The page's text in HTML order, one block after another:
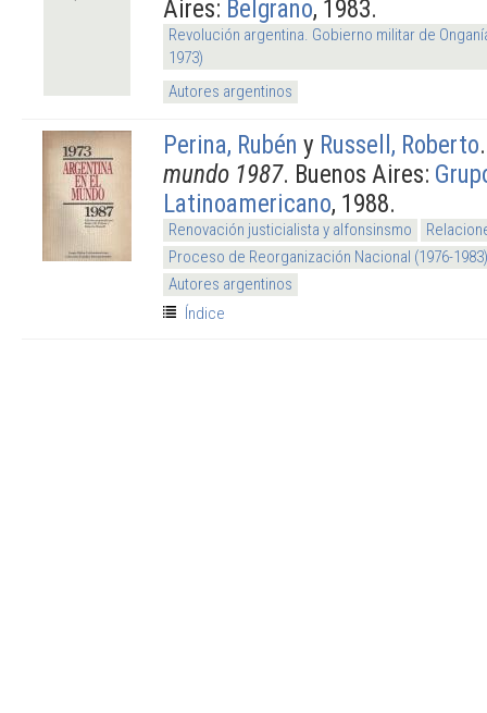
Aires: Belgrano, 1983.
Revolución argentina. Gobierno militar de
1973)
Autores argentinos
Perina, Rubén y Russell, Roberto
mundo 1987. Buenos Aires:
Latinoamericano, 1988.
Renovación justicialista y alfonsinsmo
Proceso de Reorganización Nacional (1976-1983)
Autores argentinos
Índice